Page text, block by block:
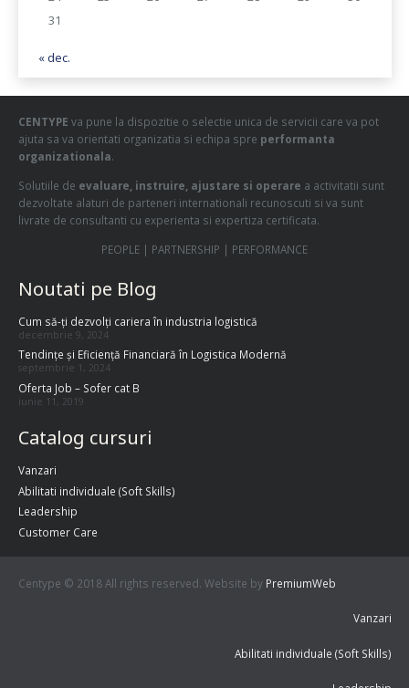
31
« dec.
CENTYPE va pune la dispozitie o selectie unica de servicii care va pot
ajuta sa va orientati organizatia si echipa spre performanta
organizationala.
Solutiile de evaluare, instruire, ajustare si operare a activitatii sunt
dezvoltate alaturi de parteneri internationali recunoscuti si va sunt
livrate de consultanti cu experienta si expertiza certificata.
PEOPLE | PARTNERSHIP | PERFORMANCE
Noutati pe Blog
Cum să-ți dezvolți cariera în industria logistică
decembrie 9, 2024
Tendințe și Eficiență Financiară în Logistica Modernă
septembrie 1, 2024
Oferta Job – Sofer cat B
iunie 11, 2019
Catalog cursuri
Vanzari
Abilitati individuale (Soft Skills)
Leadership
Customer Care
Centype © 2018 All rights reserved. Website by PremiumWeb
Vanzari
Abilitati individuale (Soft Skills)